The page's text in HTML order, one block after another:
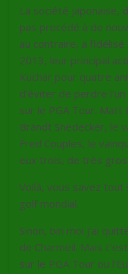
La société japonaise,
pas procédé à de
au contraire, a fidélisé
2013, leur principal
Kuchar pour quatre
d’éviter de perdre
sur le PGA Tour. Matt
Brandt Snedecker, le
Fred Couples, le
eux trois, de très
Voilà, vous savez tout
golf mondial.
Sinon, bin moi j’ai
de Charmeil. Mais
sur le PGA Tour ou